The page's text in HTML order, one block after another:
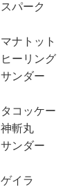
スパーク
マナトット
ヒーリング
サンダー
タコッケー
神斬丸
サンダー
ゲイラ